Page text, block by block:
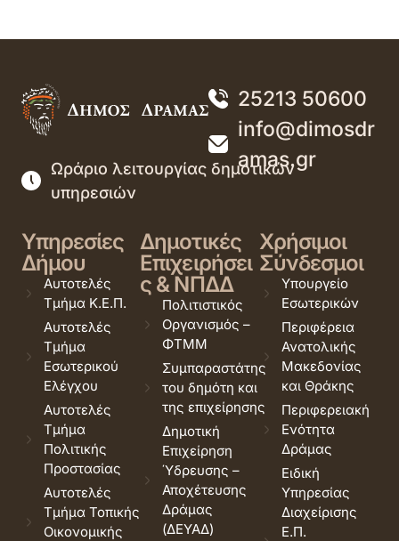
25213 50600
info@dimosdr
amas.gr
Ωράριο λειτουργίας δημοτικών
υπηρεσιών
Υπηρεσίες
Δήμου
Αυτοτελές
Τμήμα Κ.Ε.Π.
Αυτοτελές
Τμήμα
Εσωτερικού
Ελέγχου
Αυτοτελές
Τμήμα
Πολιτικής
Προστασίας
Αυτοτελές
Τμήμα Τοπικής
Οικονομικής
Δημοτικές
Επιχειρήσει
ς & ΝΠΔΔ
Πολιτιστικός
Οργανισμός –
ΦΤΜΜ
Συμπαραστάτης
του δημότη και
της επιχείρησης
Δημοτική
Επιχείρηση
Ύδρευσης –
Αποχέτευσης
Δράμας
(ΔΕΥΑΔ)
Χρήσιμοι
Σύνδεσμοι
Υπουργείο
Εσωτερικών
Περιφέρεια
Ανατολικής
Μακεδονίας
και Θράκης
Περιφερειακή
Ενότητα
Δράμας
Ειδική
Υπηρεσίας
Διαχείρισης
Ε.Π.